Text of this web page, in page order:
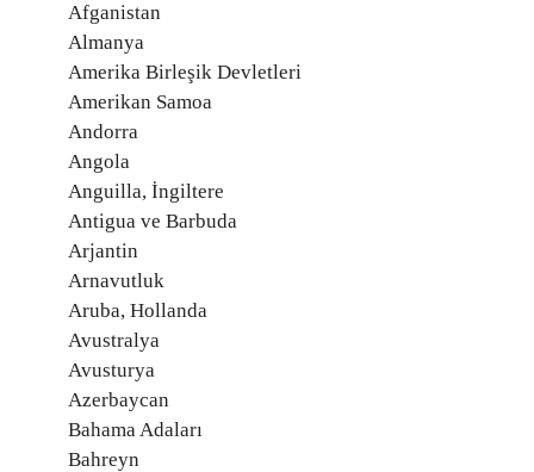
Afganistan
Almanya
Amerika Birleşik Devletleri
Amerikan Samoa
Andorra
Angola
Anguilla, İngiltere
Antigua ve Barbuda
Arjantin
Arnavutluk
Aruba, Hollanda
Avustralya
Avusturya
Azerbaycan
Bahama Adaları
Bahreyn